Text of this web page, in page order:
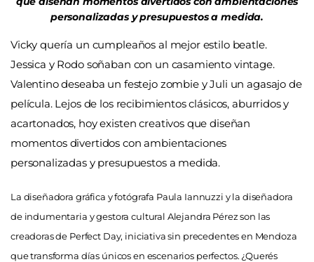
personalizadas y presupuestos a medida.
Vicky quería un cumpleaños al mejor estilo beatle.
Jessica y Rodo soñaban con un casamiento vintage.
Valentino deseaba un festejo zombie y Juli un agasajo de
película. Lejos de los recibimientos clásicos, aburridos y
acartonados, hoy existen creativos que diseñan
momentos divertidos con ambientaciones
personalizadas y presupuestos a medida.
La diseñadora gráfica y fotógrafa Paula Iannuzzi y la diseñadora
de indumentaria y gestora cultural Alejandra Pérez son las
creadoras de Perfect Day, iniciativa sin precedentes en Mendoza
que transforma días únicos en escenarios perfectos. ¿Querés